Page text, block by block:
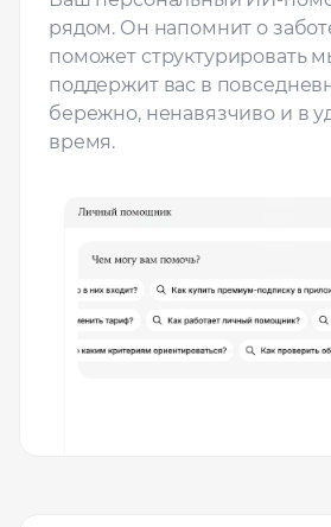
рядом. Он напомнит о
поможет структурировать
поддержит вас в
бережно, ненавязчиво и в
время.